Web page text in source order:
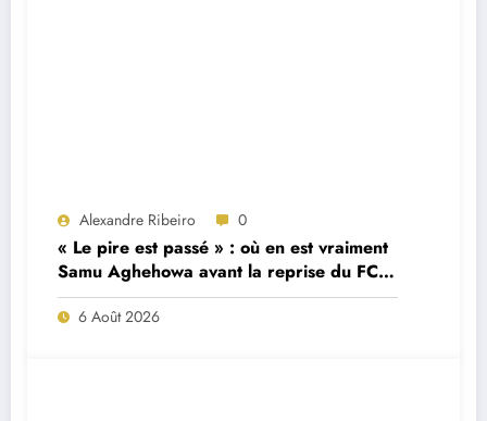
Alexandre Ribeiro 0
« Le pire est passé » : où en est vraiment
Samu Aghehowa avant la reprise du FC
Porto ?
6 Août 2026